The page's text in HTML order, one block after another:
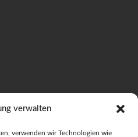
verwalten
verwenden wir Technologien wie